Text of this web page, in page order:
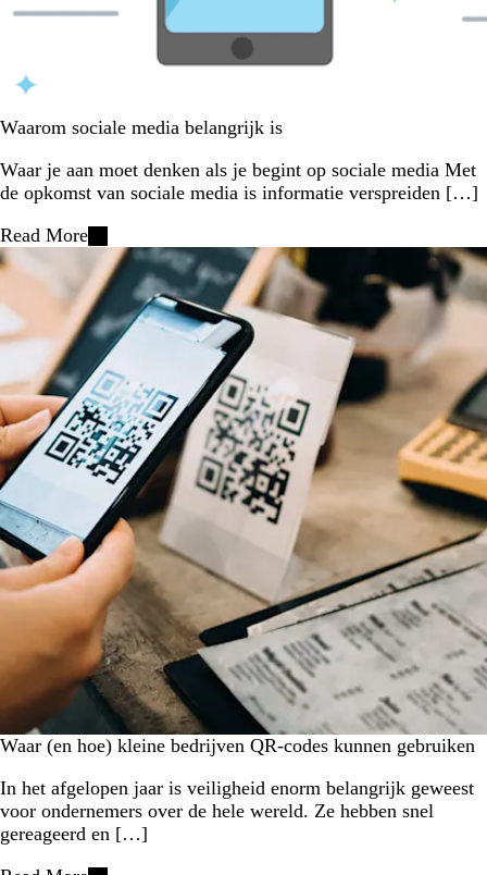
Waarom sociale media belangrijk is
Waar je aan moet denken als je begint op sociale media Met
de opkomst van sociale media is informatie verspreiden […]
Read More
Waar (en hoe) kleine bedrijven QR-codes kunnen gebruiken
In het afgelopen jaar is veiligheid enorm belangrijk geweest
voor ondernemers over de hele wereld. Ze hebben snel
gereageerd en […]